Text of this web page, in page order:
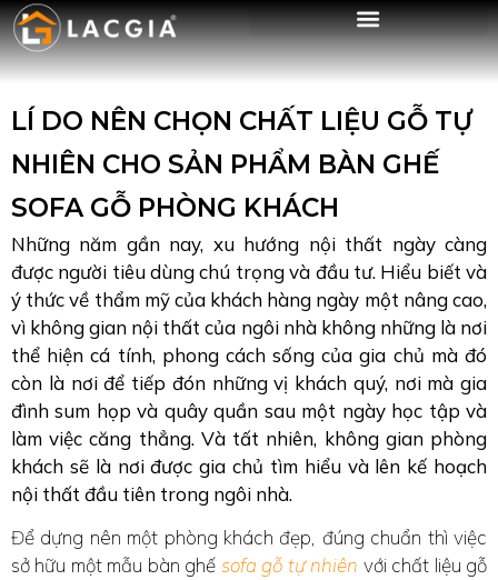
LÍ DO NÊN CHỌN CHẤT LIỆU GỖ TỰ
NHIÊN CHO SẢN PHẨM BÀN GHẾ
SOFA GỖ PHÒNG KHÁCH
Những năm gần nay, xu hướng nội thất ngày càng
được người tiêu dùng chú trọng và đầu tư. Hiểu biết và
ý thức về thẩm mỹ của khách hàng ngày một nâng cao,
vì không gian nội thất của ngôi nhà không những là nơi
thể hiện cá tính, phong cách sống của gia chủ mà đó
còn là nơi để tiếp đón những vị khách quý, nơi mà gia
đình sum họp và quây quần sau một ngày học tập và
làm việc căng thẳng. Và tất nhiên, không gian phòng
khách sẽ là nơi được gia chủ tìm hiểu và lên kế hoạch
nội thất đầu tiên trong ngôi nhà.
Để dựng nên một phòng khách đẹp, đúng chuẩn thì việc
sở hữu một mẫu bàn ghế sofa gỗ tự nhiên với chất liệu gỗ